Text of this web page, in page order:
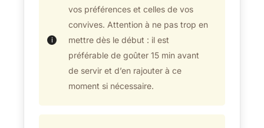
vos préférences et celles de vos
convives. Attention à ne pas trop en
mettre dès le début : il est
préférable de goûter 15 min avant
de servir et d’en rajouter à ce
moment si nécessaire.